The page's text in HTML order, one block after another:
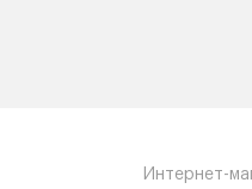
Интернет-